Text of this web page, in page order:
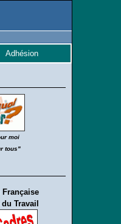
Adhésion
moi
tous"
Travail